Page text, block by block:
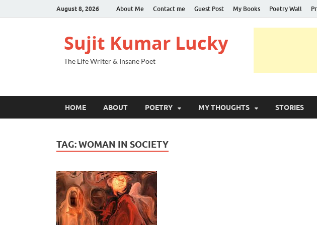
August 8, 2026 About Me Contact me Guest Post My Books Poetry Wall
Sujit Kumar Lucky
The Life Writer & Insane Poet
HOME ABOUT POETRY MY THOUGHTS STORIES
TAG:WOMAN IN SOCIETY